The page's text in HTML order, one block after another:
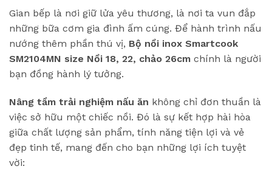
Gian bếp là nơi giữ lửa yêu thương, là nơi ta vun đắp
những bữa cơm gia đình ấm cúng. Để hành trình nấu
nướng thêm phần thú vị, Bộ nồi inox Smartcook
SM2104MN size Nồi 18, 22, chảo 26cm chính là người
bạn đồng hành lý tưởng.
Nâng tầm trải nghiệm nấu ăn không chỉ đơn thuần là
việc sở hữu một chiếc nồi. Đó là sự kết hợp hài hòa
giữa chất lượng sản phẩm, tính năng tiện lợi và vẻ
đẹp tinh tế, mang đến cho bạn những lợi ích tuyệt
vời: